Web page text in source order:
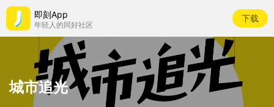
即刻App
年轻人的同好社区
下载
城市追光